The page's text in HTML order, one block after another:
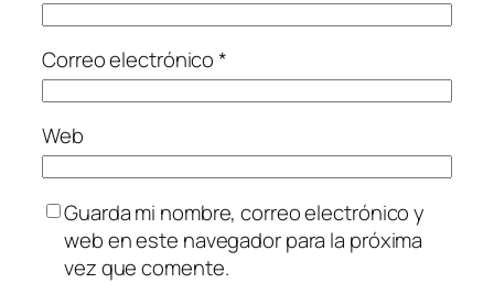
Correo electrónico*
Web
Guarda mi nombre, correo electrónico y
web en este navegador para la próxima
vez que comente.